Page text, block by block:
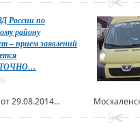
по
району
– прием заявлений
29.08.2014...